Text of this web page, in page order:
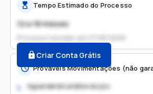
Tempo Estimado do Processo
12 a 18 meses
Processo iniciado em
Criar Conta Grátis
Prováveis Movimentações (não
1. Aguardando análise do juiz